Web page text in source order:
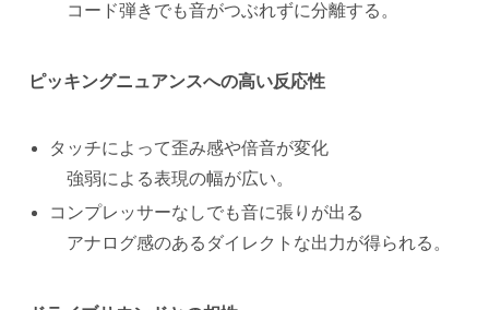
コード弾きでも音がつぶれずに分離する。
ピッキングニュアンスへの高い反応性
タッチによって歪み感や倍音が変化
強弱による表現の幅が広い。
コンプレッサーなしでも音に張りが出る
アナログ感のあるダイレクトな出力が得られる。